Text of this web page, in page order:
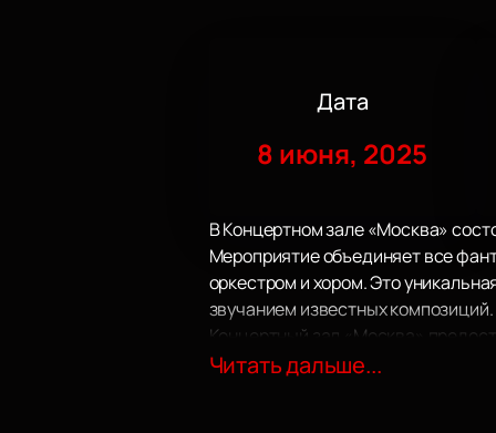
Дата
8 июня, 2025
В Концертном зале «Москва»
Мероприятие объединяет все
оркестром и хором. Это
звучанием известных композиций.
Концертный зал «Москва»
современными звуковыми
Читать дальше...